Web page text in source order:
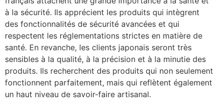
à la sécurité. Ils apprécient les produits qui intègrent
des fonctionnalités de sécurité avancées et qui
respectent les réglementations strictes en matière de
santé. En revanche, les clients japonais seront très
sensibles à la qualité, à la précision et à la minutie des
produits. Ils recherchent des produits qui non seulement
fonctionnent parfaitement, mais qui reflètent également
un haut niveau de savoir-faire artisanal.